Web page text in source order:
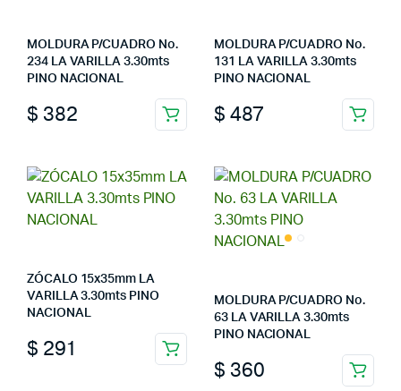
MOLDURA P/CUADRO No.
234 LA VARILLA 3.30mts
PINO NACIONAL
$ 382
MOLDURA P/CUADRO No.
131 LA VARILLA 3.30mts
PINO NACIONAL
$ 487
ZÓCALO 15x35mm LA
VARILLA 3.30mts PINO
NACIONAL
$ 291
MOLDURA P/CUADRO No.
63 LA VARILLA 3.30mts
PINO NACIONAL
$ 360